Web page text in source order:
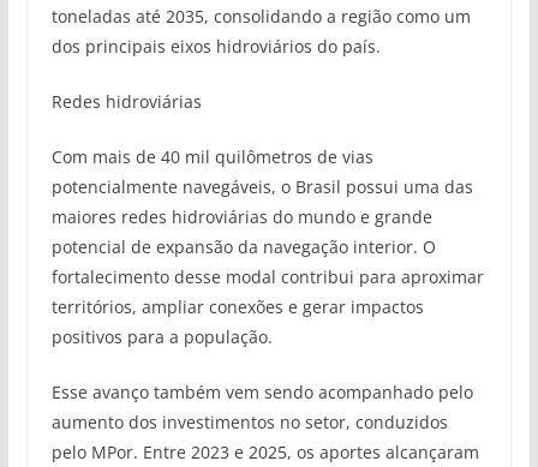
toneladas até 2035, consolidando a região como um
dos principais eixos hidroviários do país.
Redes hidroviárias
Com mais de 40 mil quilômetros de vias
potencialmente navegáveis, o Brasil possui uma das
maiores redes hidroviárias do mundo e grande
potencial de expansão da navegação interior. O
fortalecimento desse modal contribui para aproximar
territórios, ampliar conexões e gerar impactos
positivos para a população.
Esse avanço também vem sendo acompanhado pelo
aumento dos investimentos no setor, conduzidos
pelo MPor. Entre 2023 e 2025, os aportes alcançaram